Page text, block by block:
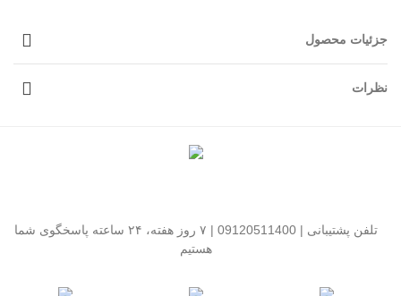
جزئیات محصول
نظرات
تلفن پشتیبانی | 09120511400 | ۷ روز هفته، ۲۴ ساعته پاسخگوی شما
هستیم